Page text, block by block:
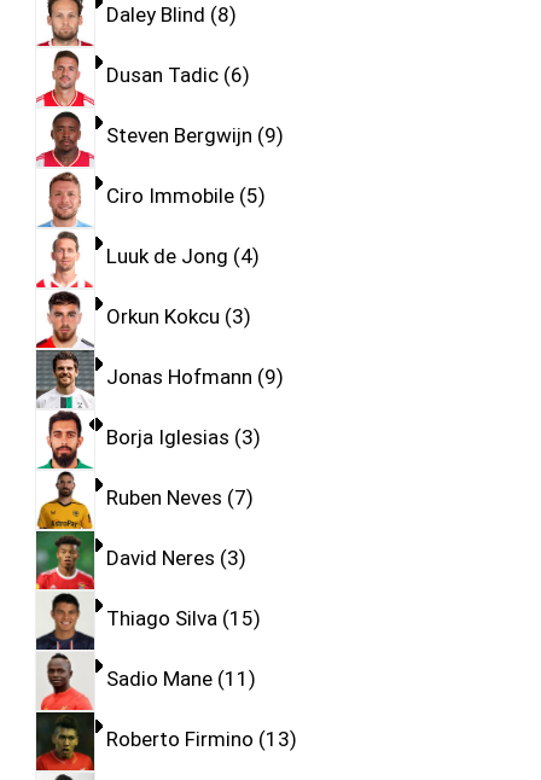
Daley Blind 8
Dusan Tadic 6
Steven Bergwijn 9
Ciro Immobile 5
Luuk de Jong 4
Orkun Kokcu 3
Jonas Hofmann 9
Borja Iglesias 3
Ruben Neves 7
David Neres 3
Thiago Silva 15
Sadio Mane 11
Roberto Firmino 13